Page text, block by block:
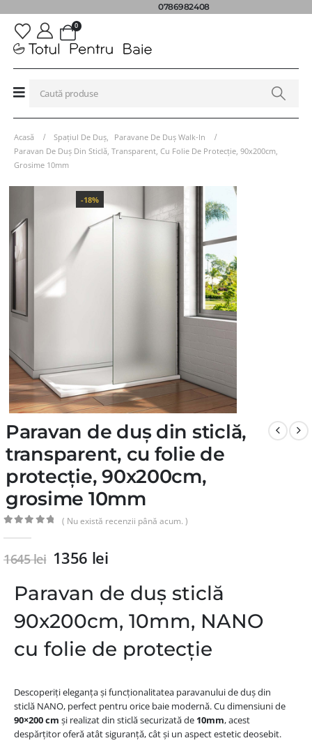
0786982408
0
Acasă Spațiul De Duș
Paravane De Duș Walk-In
Paravan De Duș Din Sticlă, Transparent, Cu Folie De Protecție, 90x200cm,
Grosime 10mm
-18%
Paravan de duș din sticlă,
transparent, cu folie de
protecție, 90x200cm,
grosime 10mm
( Nu există recenzii până acum. )
1645lei 1356 lei
Paravan de duș sticlă
90x200cm, 10mm, NANO
cu folie de protecție
Descoperiți eleganța și funcționalitatea paravanului de duș din
sticlă NANO, perfect pentru orice baie modernă. Cu dimensiuni de
90×200 cm și realizat din sticlă securizată de 10mm, acest
despărțitor oferă atât siguranță, cât și un aspect estetic deosebit.